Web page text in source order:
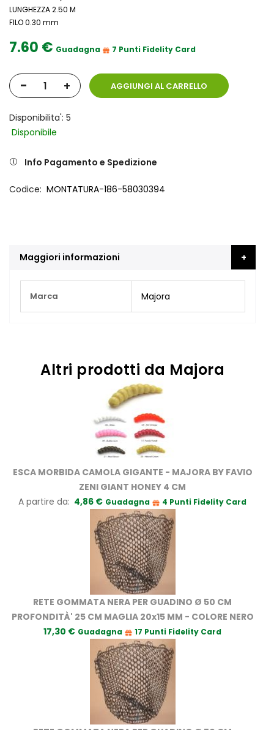
LUNGHEZZA 2.50 M
FILO 0.30 mm
7.60 € Guadagna 7 Punti Fidelity Card
- + AGGIUNGI AL CARRELLO
Disponibilita': 5
Disponibile
Info Pagamento e Spedizione
Codice MONTATURA-186-58030394
Maggiori informazioni
Informazioni
Marca Majora
Altri prodotti da Majora
ESCA MORBIDA CAMOLA GIGANTE - MAJORA BY FAVIO
ZENI GIANT HONEY 4 CM
A partire da 4,86 € Guadagna 4 Punti Fidelity Card
RETE GOMMATA NERA PER GUADINO Ø 50 CM
PROFONDITÀ' 25 CM MAGLIA 20x15 MM - COLORE NERO
17,30 € Guadagna 17 Punti Fidelity Card